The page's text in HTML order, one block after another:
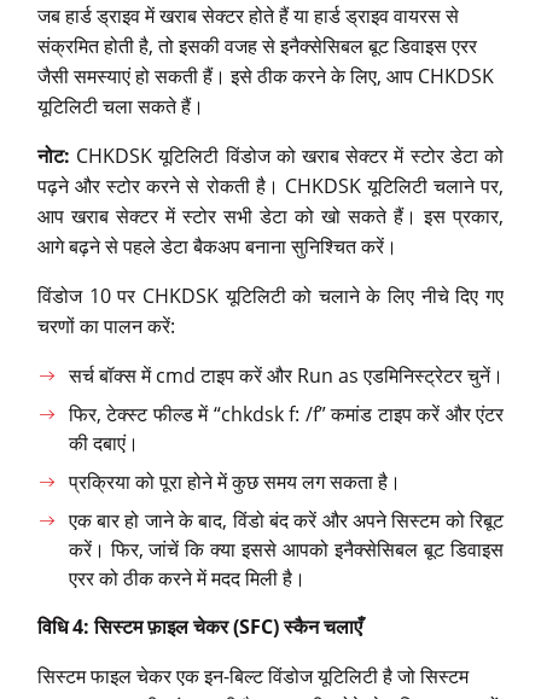
जब हार्ड ड्राइव में खराब सेक्टर होते हैं या हार्ड ड्राइव वायरस से
संक्रमित होती है, तो इसकी वजह से इनैक्सेसिबल बूट डिवाइस एरर
जैसी समस्याएं हो सकती हैं। इसे ठीक करने के लिए, आप CHKDSK
यूटिलिटी चला सकते हैं।
नोट: CHKDSK यूटिलिटी विंडोज को खराब सेक्टर में स्टोर डेटा को
पढ़ने और स्टोर करने से रोकती है। CHKDSK यूटिलिटी चलाने पर,
आप खराब सेक्टर में स्टोर सभी डेटा को खो सकते हैं। इस प्रकार,
आगे बढ़ने से पहले डेटा बैकअप बनाना सुनिश्चित करें।
विंडोज 10 पर CHKDSK यूटिलिटी को चलाने के लिए नीचे दिए गए
चरणों का पालन करें:
सर्च बॉक्स में cmd टाइप करें और Run as एडमिनिस्ट्रेटर चुनें।
फिर, टेक्स्ट फील्ड में “chkdsk f: /f” कमांड टाइप करें और एंटर
की दबाएं।
प्रक्रिया को पूरा होने में कुछ समय लग सकता है।
एक बार हो जाने के बाद, विंडो बंद करें और अपने सिस्टम को रिबूट
करें। फिर, जांचें कि क्या इससे आपको इनैक्सेसिबल बूट डिवाइस
एरर को ठीक करने में मदद मिली है।
विधि 4: सिस्टम फ़ाइल चेकर (SFC) स्कैन चलाएँ
सिस्टम फाइल चेकर एक इन-बिल्ट विंडोज यूटिलिटी है जो सिस्टम